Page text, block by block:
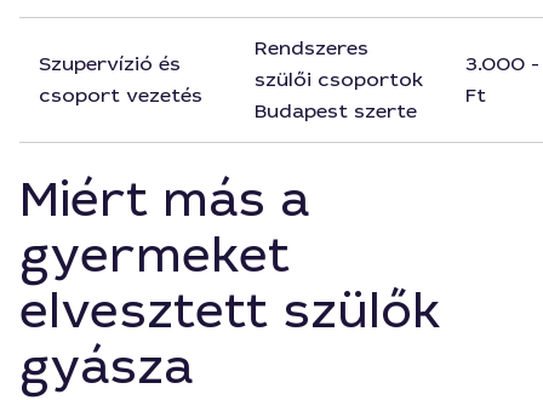
Szupervízió és
csoport vezetés
Rendszeres
szülői csoportok
Budapest szerte
3.000
Ft
Miért más a
gyermeket
elvesztett szülők
gyásza